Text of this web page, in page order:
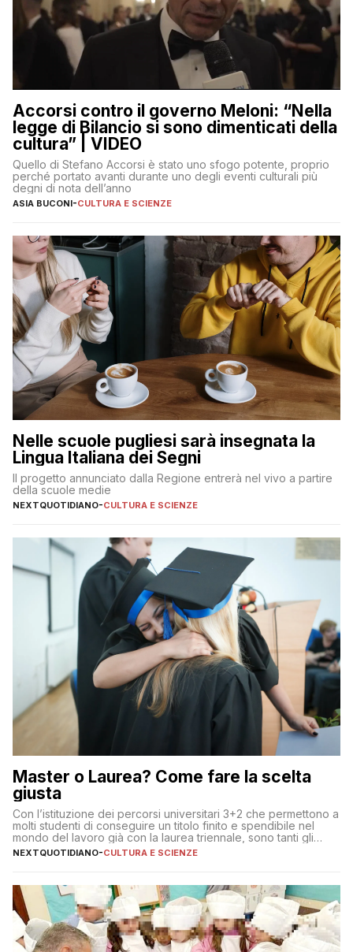
Accorsi contro il governo Meloni: “Nella
legge di Bilancio si sono dimenticati della
cultura” | VIDEO
Quello di Stefano Accorsi è stato uno sfogo potente, proprio
perché portato avanti durante uno degli eventi culturali più
degni di nota dell’anno
ASIA BUCONI-CULTURA E SCIENZE
Nelle scuole pugliesi sarà insegnata la
Lingua Italiana dei Segni
Il progetto annunciato dalla Regione entrerà nel vivo a partire
della scuole medie
NEXTQUOTIDIANO-CULTURA E SCIENZE
Master o Laurea? Come fare la scelta
giusta
Con l’istituzione dei percorsi universitari 3+2 che permettono a
molti studenti di conseguire un titolo finito e spendibile nel
mondo del lavoro già con la laurea triennale, sono tanti gli
interrogativi che si pongono gli studenti una volta raggiunto
l’obiettivo di primo livello
NEXTQUOTIDIANO-CULTURA E SCIENZE